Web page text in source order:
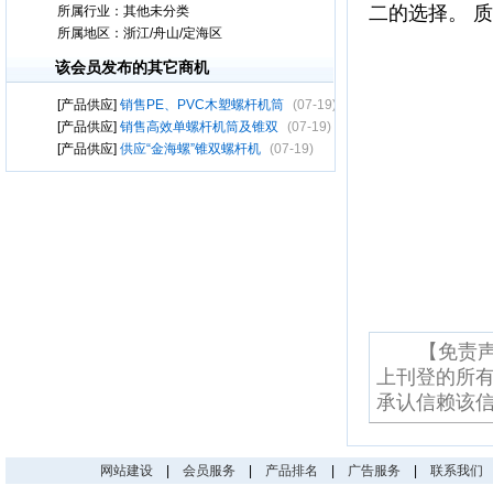
所属行业： 其他未分类
所属地区： 浙江/舟山/定海区
该会员发布的其它商机
[产品供应] 销售PE、PVC木塑螺杆机筒 (07-19)
[产品供应] 销售高效单螺杆机筒及锥双
(07-19)
[产品供应] 供应“金海螺”锥双螺杆机 (07-19)
二的选择。
【免责
上刊登的所
承认信赖该
网站建设 会员服务 产品排名 广告服务 联系我们